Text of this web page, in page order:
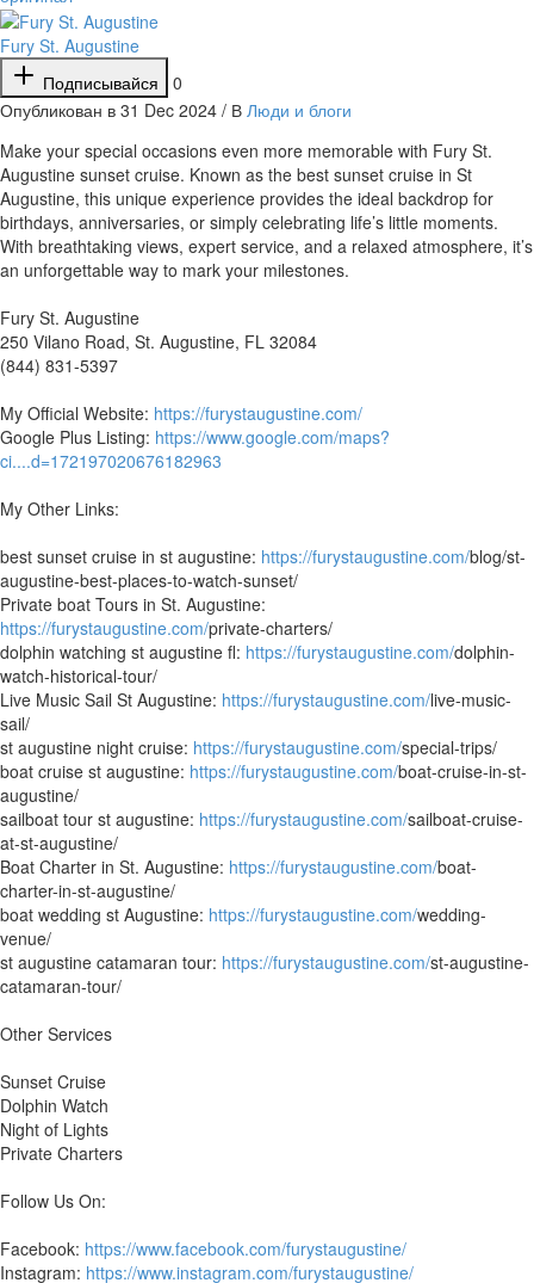
Fury St. Augustine
Подписывайся
0
Опубликован в 31 Dec 2024 / В Люди и блоги
⁣Make your special occasions even more memorable with Fury St.
Augustine sunset cruise. Known as the best sunset cruise in St
Augustine, this unique experience provides the ideal backdrop for
birthdays, anniversaries, or simply celebrating life’s little moments.
With breathtaking views, expert service, and a relaxed atmosphere, it’s
an unforgettable way to mark your milestones.
Fury St. Augustine
250 Vilano Road, St. Augustine, FL 32084
(844) 831-5397
My Official Website: https://furystaugustine.com/
Google Plus Listing: https://www.google.com/maps?
ci....d=172197020676182963
My Other Links:
best sunset cruise in st augustine: https://furystaugustine.com/blog/st-
augustine-best-places-to-watch-sunset/
Private boat Tours in St. Augustine:
https://furystaugustine.com/private-charters/
dolphin watching st augustine fl: https://furystaugustine.com/dolphin-
watch-historical-tour/
Live Music Sail St Augustine: https://furystaugustine.com/live-music-
sail/
st augustine night cruise: https://furystaugustine.com/special-trips/
boat cruise st augustine: https://furystaugustine.com/boat-cruise-in-st-
augustine/
sailboat tour st augustine: https://furystaugustine.com/sailboat-cruise-
at-st-augustine/
Boat Charter in St. Augustine: https://furystaugustine.com/boat-
charter-in-st-augustine/
boat wedding st Augustine: https://furystaugustine.com/wedding-
venue/
st augustine catamaran tour: https://furystaugustine.com/st-augustine-
catamaran-tour/
Other Services
Sunset Cruise
Dolphin Watch
Night of Lights
Private Charters
Follow Us On:
Facebook: https://www.facebook.com/furystaugustine/
Instagram: https://www.instagram.com/furystaugustine/